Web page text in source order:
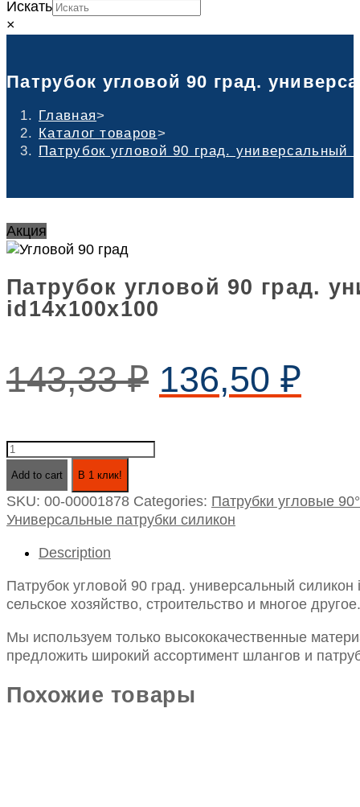
Искать
×
Патрубок угловой 90 град.
Главная>
Каталог товаров>
Патрубок угловой 90 град. универсальный
Акция
Патрубок угловой 90 град.
id14х100х100
143,33₽ 136,50 ₽
Патрубок
град.
универсальный
id14х100х100
quantity
Add to cart В 1 клик!
SKU: 00-00001878 Categories: Патрубки угловые 90°
Универсальные патрубки силикон
Description
Патрубок угловой 90 град. универсальный
сельское хозяйство, строительство и многое
Мы используем только высококачественные
предложить широкий ассортимент шлангов и
Похожие товары